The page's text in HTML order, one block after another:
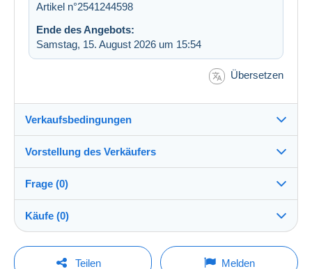
Artikel n°2541244598
Ende des Angebots:
Samstag, 15. August 2026 um 15:54
Übersetzen
Verkaufsbedingungen
Versand nach:
Die Liste der Länder einsehen
Versand:
Vorkasse
Zu Lasten des Käufers
Vorstellung des Verkäufers
dc008100%(21017x)
Shop
Frage (0)
Um eine Frage stellen zu können, müssen Sie
Käufe (0)
Letzte Aktualisierung: 22:42:21
Teilen Melden